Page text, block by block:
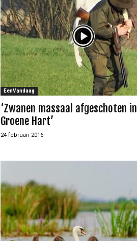
EenVandaag
‘Zwanen massaal afgeschoten in
Groene Hart’
24 februari 2016